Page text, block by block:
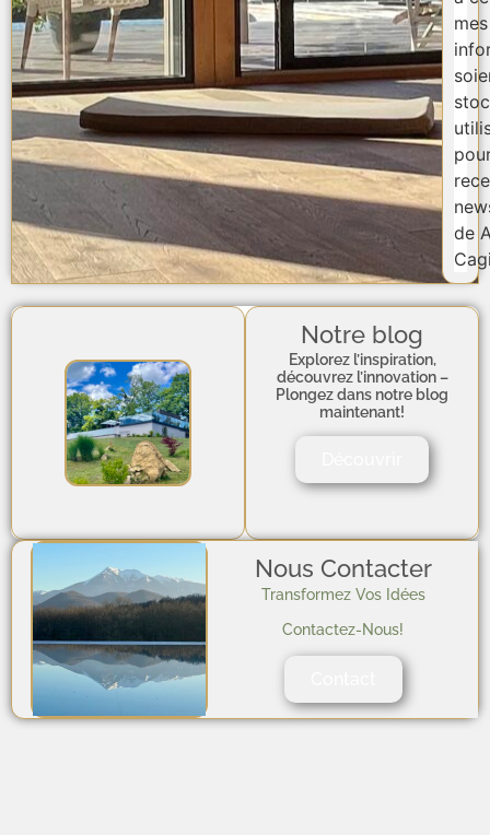
mes
de
Notre blog
Explorez l’inspiration,
découvrez l’innovation –
Plongez dans notre blog
maintenant!
Nous Contacter
Transformez Vos Idées
Contactez-Nous!